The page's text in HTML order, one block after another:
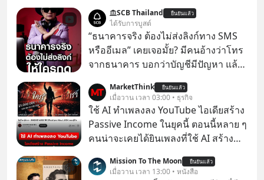
รายจ่ายประจำปี 2568 ซึ่งมากที่สุดเป็น
อันดับ 2 รองจากกระทรวงการคลัง
SCB Thailand ยืนยันแล้ว
ได้รับการบูสต์
“ธนาคารจริง ต้องไม่ส่งลิงก์ทาง SMS
หรืออีเมล” เคยเจอมั้ย? มีคนอ้างว่าโทร
จากธนาคาร บอกว่าบัญชีมีปัญหา แล้ว
ทันที มาฟัง “ป้าเก๋าเล่ากลโกง” เพื่อรู้ทัน
มุกหลอกลวงในคราบความน่าเชื่อถือ
กันค่ะ #แก้เกมกลโกง #ป้าเก๋าเล่ากล
โกง #LivesSustainably #อยู่อย่าง
#FraudEducation #FinancialLiteracy
#DigitalBankWithHumanTouch
MarketThink ยืนยันแล้ว
เมื่อวาน เวลา 03:00 • ธุรกิจ
ใช้ AI ทำเพลงลง YouTube ไอเดียสร้าง
Passive Income ในยุคนี้ ตอนนี้หลาย ๆ
คนน่าจะเคยได้ยินเพลงที่ใช้ AI สร้าง
รู้ตัวเรา” จากช่องชื่อว่า UNHEARD
Mission To The Moon ยืนยันแล้ว
เมื่อวาน เวลา 13:00 • หนังสือ